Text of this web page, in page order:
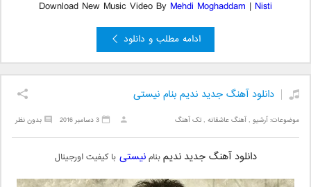
Download New Music Video By Mehdi Moghaddam | Nisti
ادامه مطلب و دانلود
دانلود آهنگ جدید ندیم بنام نیستی
موضوعات:آرشیو ,آهنگ عاشقانه ,تک آهنگ بدون نظر 3 دسامبر 2016
دانلود آهنگ جدید ندیمبنامنیستی با کیفیت اورجینال